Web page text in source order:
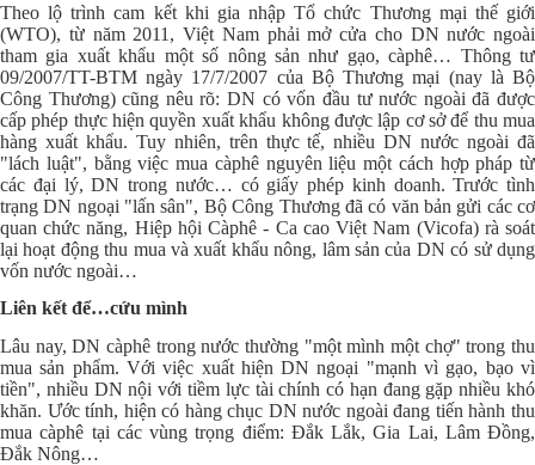
Theo lộ trình cam kết khi gia nhập Tổ chức Thương mại thế giới
(WTO), từ năm 2011, Việt Nam phải mở cửa cho DN nước ngoài
tham gia xuất khẩu một số nông sản như gạo, càphê… Thông tư
09/2007/TT-BTM ngày 17/7/2007 của Bộ Thương mại (nay là Bộ
Công Thương) cũng nêu rõ: DN có vốn đầu tư nước ngoài đã được
cấp phép thực hiện quyền xuất khẩu không được lập cơ sở để thu mua
hàng xuất khẩu. Tuy nhiên, trên thực tế, nhiều DN nước ngoài đã
"lách luật", bằng việc mua càphê nguyên liệu một cách hợp pháp từ
các đại lý, DN trong nước… có giấy phép kinh doanh. Trước tình
trạng DN ngoại "lấn sân", Bộ Công Thương đã có văn bản gửi các cơ
quan chức năng, Hiệp hội Càphê - Ca cao Việt Nam (Vicofa) rà soát
lại hoạt động thu mua và xuất khẩu nông, lâm sản của DN có sử dụng
vốn nước ngoài…
Liên kết để…cứu mình
Lâu nay, DN càphê trong nước thường "một mình một chợ" trong thu
mua sản phẩm. Với việc xuất hiện DN ngoại "mạnh vì gạo, bạo vì
tiền", nhiều DN nội với tiềm lực tài chính có hạn đang gặp nhiều khó
khăn. Ước tính, hiện có hàng chục DN nước ngoài đang tiến hành thu
mua càphê tại các vùng trọng điểm: Đắk Lắk, Gia Lai, Lâm Đồng,
Đắk Nông…